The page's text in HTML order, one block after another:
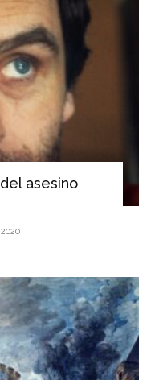
asesino